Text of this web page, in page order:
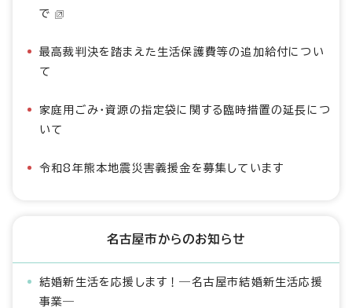
で
最高裁判決を踏まえた生活保護費等の追加給付につい
て
家庭用ごみ・資源の指定袋に関する臨時措置の延長につ
いて
令和8年熊本地震災害義援金を募集しています
名古屋市からのお知らせ
結婚新生活を応援します！―名古屋市結婚新生活応援
事業―